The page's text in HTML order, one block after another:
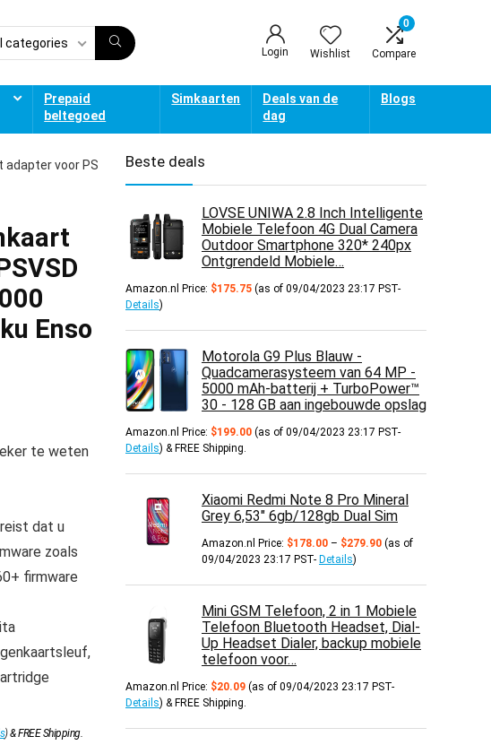
categories
Login Wishlist
0
Compare
Prepaid
beltegoed
Simkaarten
Deals van de
dag
Blogs
adapter voor PS
Enso
te weten
dat u
zoals
firmware
)&FREE Shipping.
Beste deals
LOVSE UNIWA 2.8 Inch Intelligente
Mobiele Telefoon 4G Dual Camera
Outdoor Smartphone 320* 240px
Ontgrendeld Mobiele…
Amazon.nl Price: $175.75 (as of 09/04/2023 23:17 PST-
Details)
Motorola G9 Plus Blauw -
Quadcamerasysteem van 64 MP -
5000 mAh-batterij + TurboPower™
30 - 128 GB aan ingebouwde opslag
Amazon.nl Price: $199.00 (as of 09/04/2023 23:17 PST-
Details) & FREE Shipping.
Xiaomi Redmi Note 8 Pro Mineral
Grey 6,53" 6gb/128gb Dual Sim
Amazon.nl Price: $178.00 – $279.90Prijsklasse:
$178.00
(as of
09/04/2023 23:17 PST- Details)
Mini GSM Telefoon, 2 in 1 Mobiele
Telefoon Bluetooth Headset, Dial-
Up Headset Dialer, backup mobiele
telefoon voor…
Amazon.nl Price: $20.09 (as of 09/04/2023 23:17 PST-
Details) & FREE Shipping.